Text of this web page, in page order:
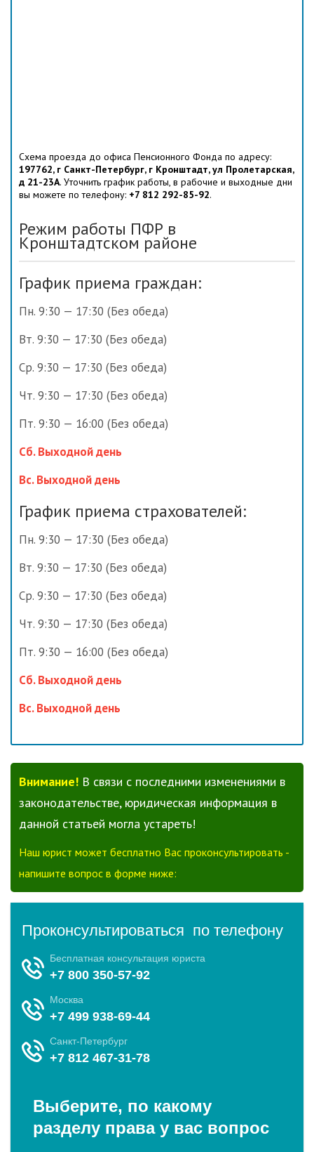
Схема проезда до офиса Пенсионного Фонда по адресу:
197762, г Санкт-Петербург, г Кронштадт, ул Пролетарская,
д 21-23А. Уточнить график работы, в рабочие и выходные дни
вы можете по телефону: +7 812 292-85-92.
Режим работы ПФР в
Кронштадтском районе
График приема граждан:
Пн. 9:30 — 17:30 (Без обеда)
Вт. 9:30 — 17:30 (Без обеда)
Ср. 9:30 — 17:30 (Без обеда)
Чт. 9:30 — 17:30 (Без обеда)
Пт. 9:30 — 16:00 (Без обеда)
Сб. Выходной день
Вс. Выходной день
График приема страхователей:
Пн. 9:30 — 17:30 (Без обеда)
Вт. 9:30 — 17:30 (Без обеда)
Ср. 9:30 — 17:30 (Без обеда)
Чт. 9:30 — 17:30 (Без обеда)
Пт. 9:30 — 16:00 (Без обеда)
Сб. Выходной день
Вс. Выходной день
Внимание! В связи с последними изменениями в
законодательстве, юридическая информация в
данной статьей могла устареть!
Наш юрист может бесплатно Вас проконсультировать -
напишите вопрос в форме ниже: